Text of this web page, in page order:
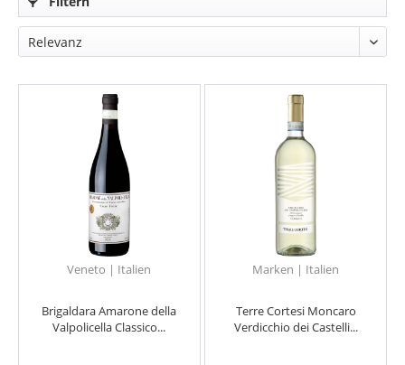
Veneto | Italien
Brigaldara Amarone della
Valpolicella Classico...
Marken | Italien
Terre Cortesi Moncaro
Verdicchio dei Castelli...